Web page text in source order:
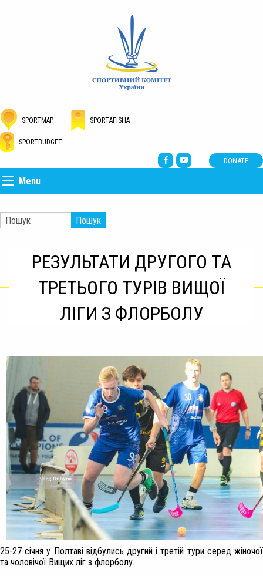
SPORTMAP SPORTAFISHA
SPORTBUDGET
DONATE
Menu
Пошук
РЕЗУЛЬТАТИ ДРУГОГО ТА
ТРЕТЬОГО ТУРІВ ВИЩОЇ
ЛІГИ З ФЛОРБОЛУ
25-27 січня у Полтаві відбулись другий і третій тури серед жіночої
та чоловічої Вищих ліг з флорболу.